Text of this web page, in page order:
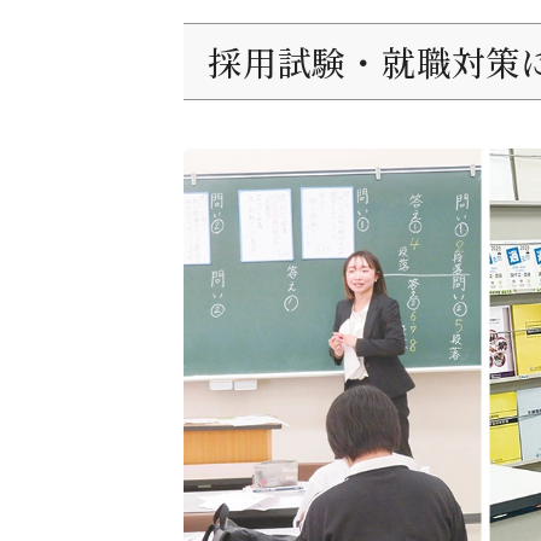
採用試験・就職対策